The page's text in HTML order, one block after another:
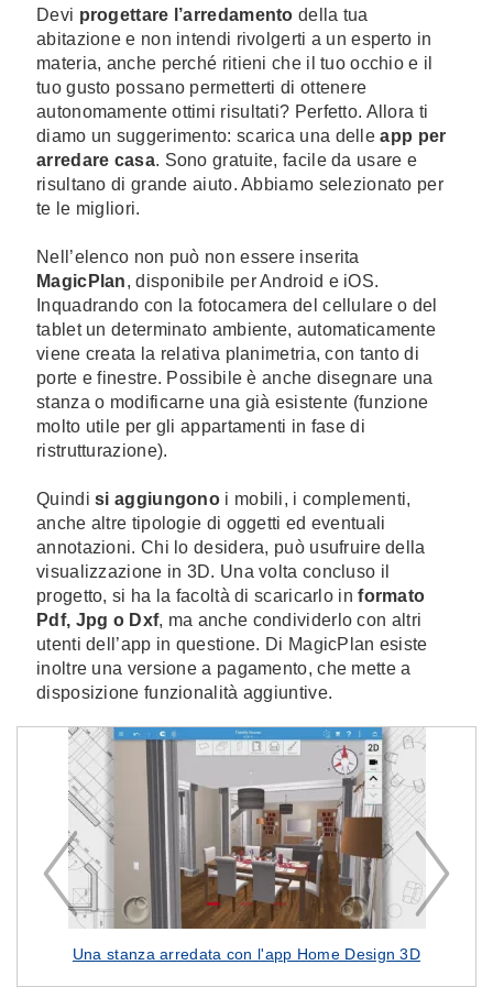
Devi progettare l’arredamento della tua
abitazione e non intendi rivolgerti a un esperto in
materia, anche perché ritieni che il tuo occhio e il
tuo gusto possano permetterti di ottenere
autonomamente ottimi risultati? Perfetto. Allora ti
diamo un suggerimento: scarica una delleapp per
arredare casa. Sono gratuite, facile da usare e
risultano di grande aiuto. Abbiamo selezionato per
te le migliori.
Nell’elenco non può non essere inserita
MagicPlan, disponibile per Android e iOS.
Inquadrando con la fotocamera del cellulare o del
tablet un determinato ambiente, automaticamente
viene creata la relativa planimetria, con tanto di
porte e finestre. Possibile è anche disegnare una
stanza o modificarne una già esistente (funzione
molto utile per gli appartamenti in fase di
ristrutturazione).
Quindisi aggiungono i mobili, i complementi,
anche altre tipologie di oggetti ed eventuali
annotazioni. Chi lo desidera, può usufruire della
visualizzazione in 3D. Una volta concluso il
progetto, si ha la facoltà di scaricarlo informato
Pdf, Jpg o Dxf, ma anche condividerlo con altri
utenti dell’app in questione. Di MagicPlan esiste
inoltre una versione a pagamento, che mette a
disposizione funzionalità aggiuntive.
Una stanza arredata con l'app Home Design 3D